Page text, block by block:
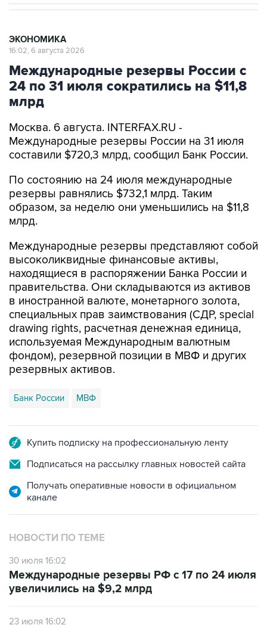
ЭКОНОМИКА
16:02, 6 августа 2026
Международные резервы России с
24 по 31 июля сократились на $11,8
млрд
Москва. 6 августа. INTERFAX.RU -
Международные резервы России на 31 июля
составили $720,3 млрд, сообщил Банк России.
По состоянию на 24 июля международные
резервы равнялись $732,1 млрд. Таким
образом, за неделю они уменьшились на $11,8
млрд.
Международные резервы представляют собой
высоколиквидные финансовые активы,
находящиеся в распоряжении Банка России и
правительства. Они складываются из активов
в иностранной валюте, монетарного золота,
специальных прав заимствования (СДР, special
drawing rights, расчетная денежная единица,
используемая Международным валютным
фондом), резервной позиции в МВФ и других
резервных активов.
Банк России МВФ
Купить подписку на профессиональную ленту
Подписаться на рассылку главных новостей сайта
Получать оперативные новости в официальном
канале
НОВОСТИ ПО ТЕМЕ
30 июля 16:02
Международные резервы РФ с 17 по 24 июля
увеличились на $9,2 млрд
23 июля 16:02